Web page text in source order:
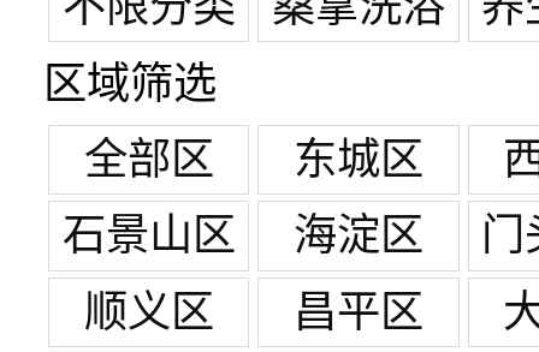
区域筛选
全部区
东城区
石景山区
海淀区
门
顺义区
昌平区